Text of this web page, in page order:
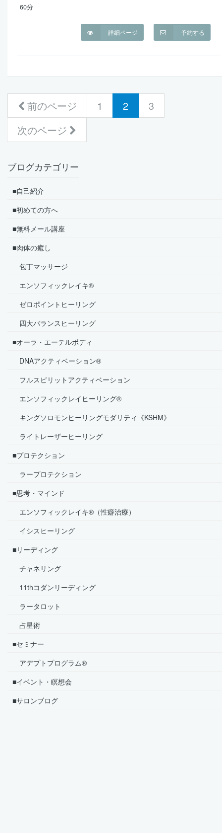
60分
予約する
詳細ページ
前のページ 1 2 (current)
3
次のページ
ブログカテゴリー
■自己紹介
■初めての方へ
■無料メール講座
■肉体の癒し
包丁マッサージ
エンソフィックレイキ®
ゼロポイントヒーリング
四大バランスヒーリング
■オーラ・エーテルボディ
DNAアクティベーション®
フルスピリットアクティベーション
エンソフィックレイヒーリング®
キングソロモンヒーリングモダリティ《KSHM》
ライトレーザーヒーリング
■プロテクション
ラープロテクション
■思考・マインド
エンソフィックレイキ®（性癖治療）
イシスヒーリング
■リーディング
チャネリング
11thコダンリーディング
ラータロット
占星術
■セミナー
アデプトプログラム®
■イベント・瞑想会
■サロンブログ